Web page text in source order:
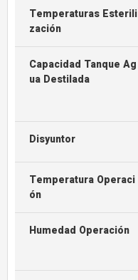
Temperaturas Esterili
Zación
Capacidad Tanque Ag
Ua Destilada
Disyuntor
Temperatura Operaci
Ón
Humedad Operación